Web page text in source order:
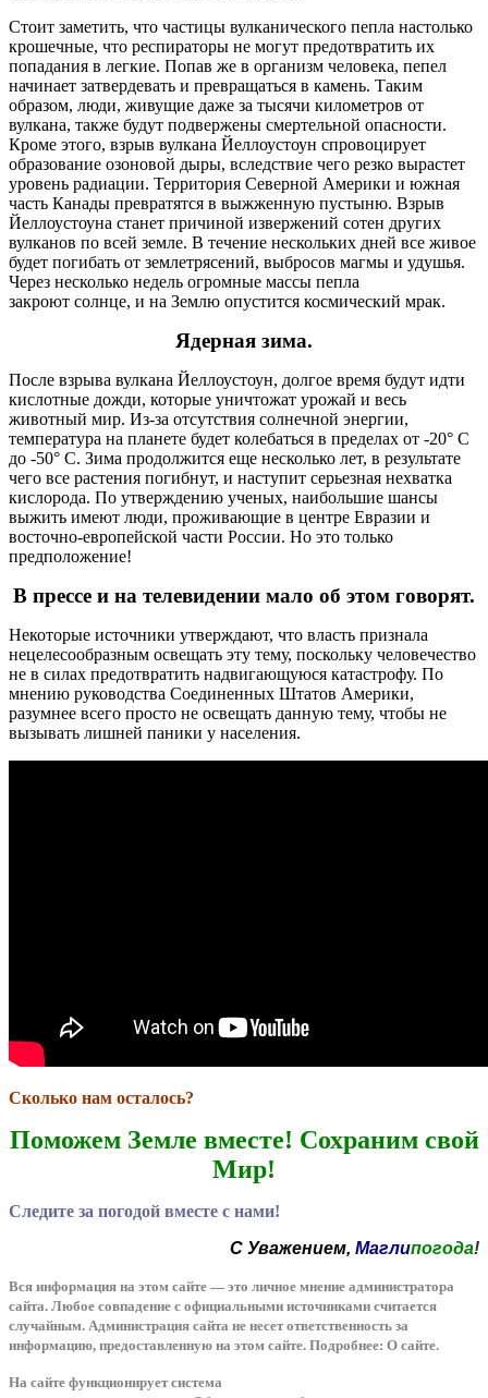
Стоит заметить, что частицы вулканического пепла настолько
крошечные, что респираторы не могут предотвратить их
попадания в легкие. Попав же в организм человека, пепел
начинает затвердевать и превращаться в камень. Таким
образом, люди, живущие даже за тысячи километров от
вулкана, также будут подвержены смертельной опасности.
Кроме этого, взрыв вулкана Йеллоустоун спровоцирует
образование озоновой дыры, вследствие чего резко вырастет
уровень радиации. Территория Северной Америки и южная
часть Канады превратятся в выжженную пустыню. Взрыв
Йеллоустоуна станет причиной извержений сотен других
вулканов по всей земле. В течение нескольких дней все живое
будет погибать от землетрясений, выбросов магмы и удушья.
Через несколько недель огромные массы пепла
закроют солнце, и на Землю опустится космический мрак.
Ядерная зима.
После взрыва вулкана Йеллоустоун, долгое время будут идти
кислотные дожди, которые уничтожат урожай и весь
животный мир. Из-за отсутствия солнечной энергии,
температура на планете будет колебаться в пределах от -20° С
до -50° С. Зима продолжится еще несколько лет, в результате
чего все растения погибнут, и наступит серьезная нехватка
кислорода. По утверждению ученых, наибольшие шансы
выжить имеют люди, проживающие в центре Евразии и
восточно-европейской части России. Но это только
предположение!
В прессе и на телевидении мало об этом говорят.
Некоторые источники утверждают, что власть признала
нецелесообразным освещать эту тему, поскольку человечество
не в силах предотвратить надвигающуюся катастрофу. По
мнению руководства Соединенных Штатов Америки,
разумнее всего просто не освещать данную тему, чтобы не
вызывать лишней паники у населения.
Сколько нам осталось?
Поможем Земле вместе! Сохраним свой
Мир!
Следите за погодой вместе с нами!
С Уважением, Маглипогода!
Вся информация на этом сайте — это личное мнение администратора
сайта. Любое совпадение с официальными источниками считается
случайным. Администрация сайта не несет ответственность за
информацию, предоставленную на этом сайте. Подробнее: О сайте.
На сайте функционирует система